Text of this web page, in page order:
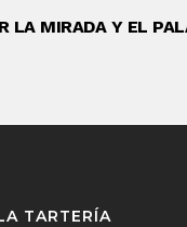
LA MIRADA Y EL
TARTERÍA